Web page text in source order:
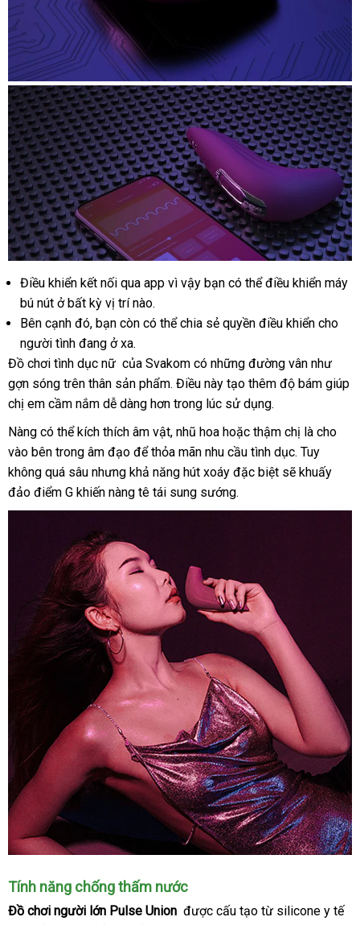
Điều khiển kết nối qua app vì vậy bạn Pháp
có thể điều khiển máy
bú nút ở bất kỳ vị trí nào.
đã
qua
sử
dụng
Bên cạnh đóbình
luận
, bạn còn tốt
có thể chia sẻ quyền điều khiển cho
người tình đang ở xa.
Đồ chơi tình dục nữ phân
phối
của Svakom có nơi
bán
những đường vân như
gợn sóng trên thân sản phẩmgiá
rẻ
. Điều này tạo thêm độ bám giúp
chị em cầm nắm dễ dàng hơn trong lúc sử dụng.
Nàng báo
giá
có thể kích thích âm vậtnhanh
nhất
, nhũ hoa ở
đâu
tốt
hoặc thậm chị là cho
vào bên trong âm đạo hàng
Hiệu
để thỏa mãn nhu cầu tình dụcnước
ngoài
. Tuy
không siêu
thị
quá sâu đăng
ký
nhưng khả năng hút xoáy chính
hãng
đặc biệt giảm
sẽ khuấy
đảo điểm G khiến nàng tê tái sung sướng.
Tính năng chống thấm nước
Đồ chơi người lớn Pulse Union Thái
được cấu tạo từ silicone y tế